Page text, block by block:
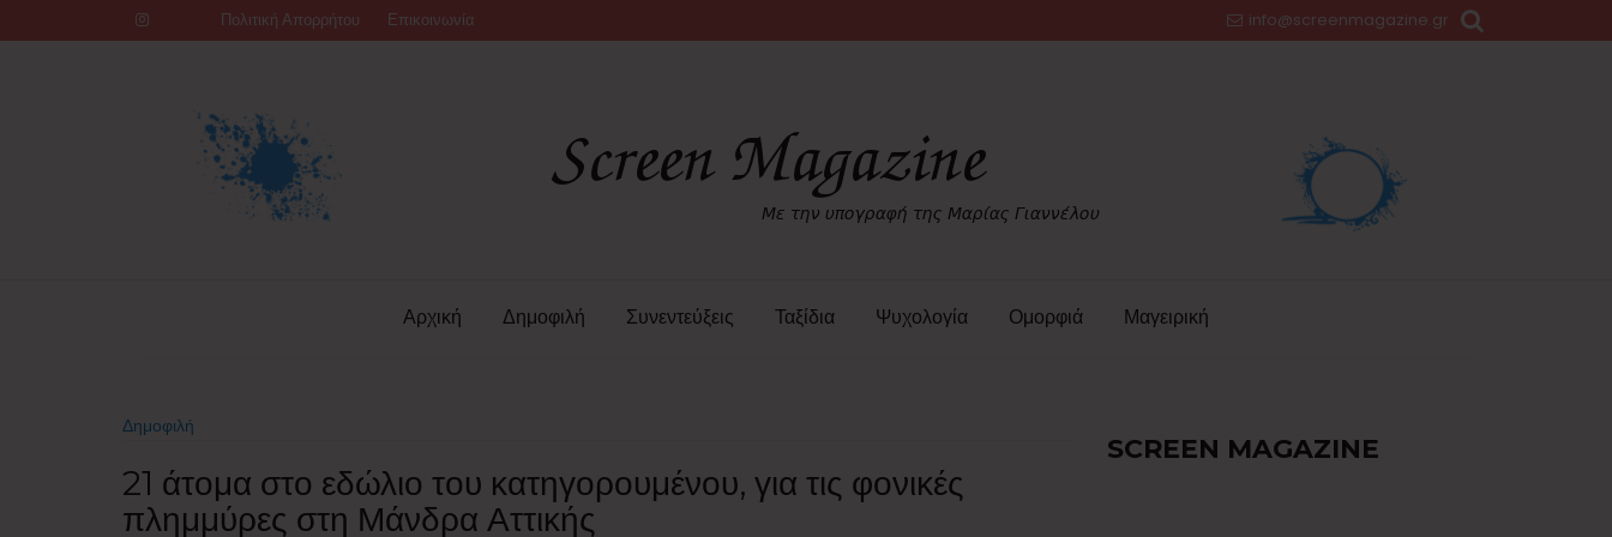
to
Πολιτική Απορρήτου Επικοινωνία info@screenmagazine.gr
Αρχική Δημοφιλή Συνεντεύξεις Ταξίδια Ψυχολογία Ομορφιά Μαγειρική
Δημοφιλή
21 άτομα στο εδώλιο του κατηγορουμένου, για τις φονικές
πλημμύρες στη Μάνδρα Αττικής
SCREEN MAGAZINE